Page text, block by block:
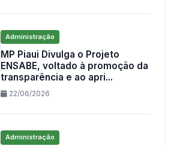
Administração
MP Piaui Divulga o Projeto
ENSABE, voltado à promoção da
transparência e ao apri...
22/06/2026
Administração